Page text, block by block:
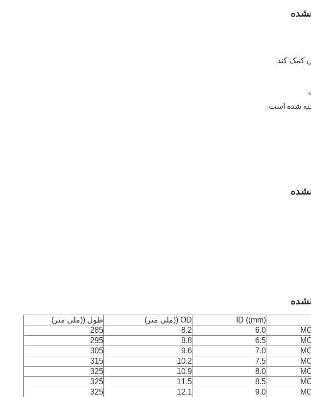
شده است
ID ((mm) OD ((ملی متر)
طول ((ملی متر)
6.0
8.2
285
6.5
8.8
295
7.0
9.6
305
7.5
10.2
315
8.0
10.9
325
8.5
11.5
325
9.0
12.1
325